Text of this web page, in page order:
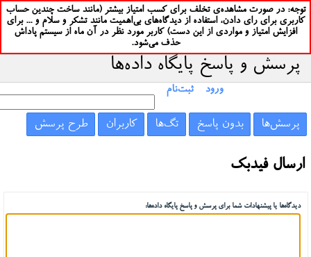
توجه: در صورت مشاهده‌ی تخلف برای کسب امتیاز بیشتر (مانند ساخت چندین حساب
کاربری برای رای دادن، استفاده از دیدگاه‌های بی‌اهمیت مانند تشکر و سلام و ... برای
افزایش امتیاز و مواردی از این دست) کاربر مورد نظر در آن ماه از سیستم پاداش
حذف می‌شود.
پرسش و پاسخ پایگاه داده‌ها
ورود ثبت‌نام
پرسش‌ها بدون پاسخ تگ‌ها کاربران طرح پرسش
ارسال فیدبک
دیدگاه‌ها یا پیشنهادات شما برای پرسش و پاسخ پایگاه داده‌ها: